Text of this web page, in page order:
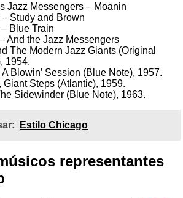
Jazz Messengers – Moanin
Study and Brown
Blue Train
And the Jazz Messengers
The Modern Jazz Giants (Original
1954.
Blowin’ Session (Blue Note), 1957.
Giant Steps (Atlantic), 1959.
Sidewinder (Blue Note), 1963.
Estilo Chicago
representantes